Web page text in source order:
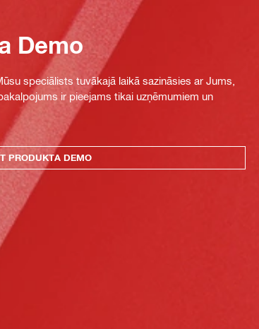
Demo
speciālists tuvākajā laikā sazināsies ar Jums,
ir pieejams tikai uzņēmumiem un
PRODUKTA DEMO